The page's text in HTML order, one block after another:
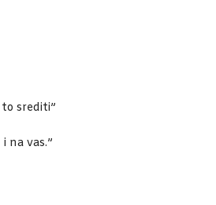
srediti”
na vas.”